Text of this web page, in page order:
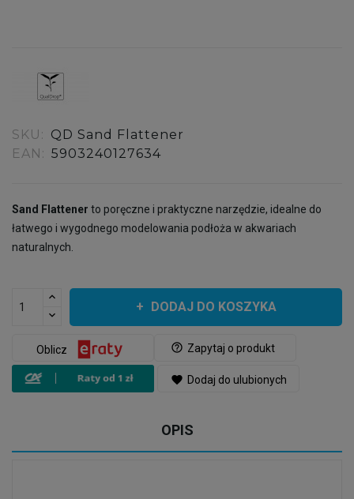
SKU: QD Sand Flattener
EAN: 5903240127634
Sand Flattener to poręczne i praktyczne narzędzie, idealne do
łatwego i wygodnego modelowania podłoża w akwariach
naturalnych.
DODAJ DO KOSZYKA
help_outline Zapytaj o produkt
Oblicz
favorite Dodaj do ulubionych
OPIS